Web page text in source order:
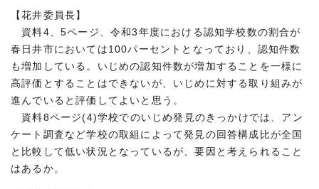
【花井委員長】
資料4、5ページ、令和3年度における認知学校数の割合が
春日井市においては100パーセントとなっており、認知件数
も増加している。いじめの認知件数が増加することを一様に
高評価とすることはできないが、いじめに対する取り組みが
進んでいると評価してよいと思う。
資料8ページ(4)学校でのいじめ発見のきっかけでは、アン
ケート調査など学校の取組によって発見の回答構成比が全国
と比較して低い状況となっているが、要因と考えられること
はあるか。